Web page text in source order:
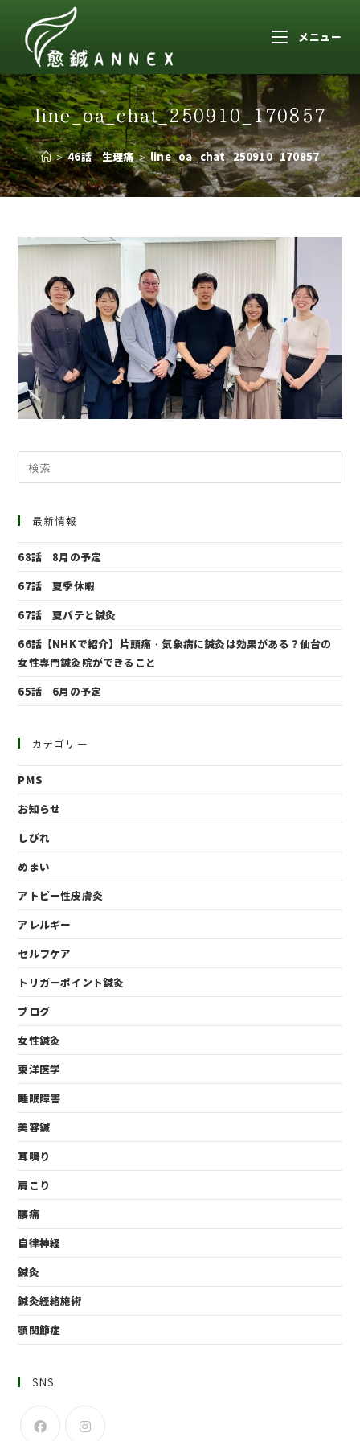
メニュー
line_oa_chat_250910_170857
> 46話 生理痛 > line_oa_chat_250910_170857
最新情報
68話 8月の予定
67話 夏季休暇
67話 夏バテと鍼灸
66話【NHKで紹介】片頭痛・気象病に鍼灸は効果がある？仙台の
女性専門鍼灸院ができること
65話 6月の予定
カテゴリー
PMS
お知らせ
しびれ
めまい
アトピー性皮膚炎
アレルギー
セルフケア
トリガーポイント鍼灸
ブログ
女性鍼灸
東洋医学
睡眠障害
美容鍼
耳鳴り
肩こり
腰痛
自律神経
鍼灸
鍼灸経絡施術
顎関節症
SNS